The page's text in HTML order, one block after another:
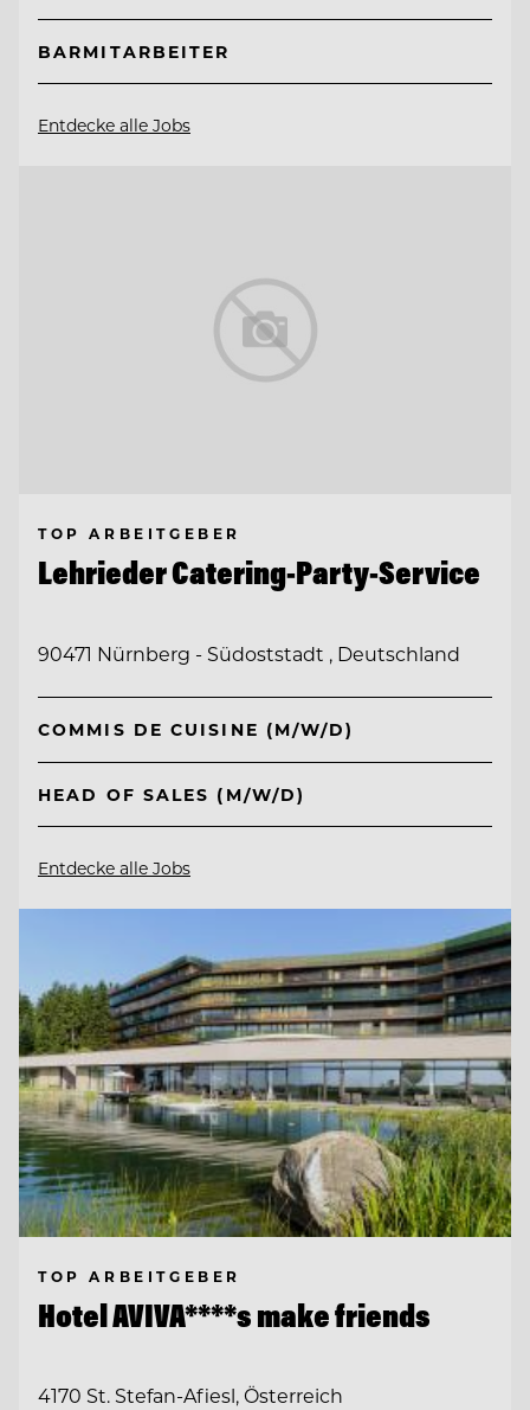
BARMITARBEITER
Entdecke alle Jobs
TOP ARBEITGEBER
Lehrieder Catering-Party-Service
90471 Nürnberg - Südoststadt , Deutschland
COMMIS DE CUISINE (M/W/D)
HEAD OF SALES (M/W/D)
Entdecke alle Jobs
TOP ARBEITGEBER
Hotel AVIVA****s make friends
4170 St. Stefan-Afiesl, Österreich